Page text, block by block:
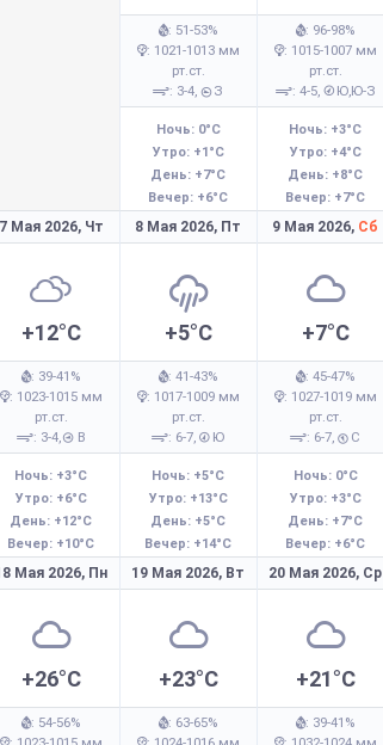
: 51-53%
: 1021-1013 мм
рт.ст.
: 3-4, З
Ночь: 0°C
Утро: +1°C
День: +7°C
Вечер: +6°C
: 96-98%
: 1015-1007 мм
рт.ст.
: 4-5,
Ю,Ю-З
Ночь: +3°C
Утро: +4°C
День: +8°C
Вечер: +7°C
7 Мая 2026, Чт
+12°C
: 39-41%
: 1023-1015 мм
рт.ст.
: 3-4, В
Ночь: +3°C
Утро: +6°C
День: +12°C
Вечер: +10°C
8 Мая 2026, Пт
+5°C
: 41-43%
: 1017-1009 мм
рт.ст.
: 6-7, Ю
Ночь: +5°C
Утро: +13°C
День: +5°C
Вечер: +14°C
9 Мая 2026, Сб
+7°C
: 45-47%
: 1027-1019 мм
рт.ст.
: 6-7, С
Ночь: 0°C
Утро: +3°C
День: +7°C
Вечер: +6°C
Мая 2026, Пн
+26°C
: 54-56%
19 Мая 2026, Вт
+23°C
: 63-65%
20 Мая 2026, Ср
+21°C
: 39-41%